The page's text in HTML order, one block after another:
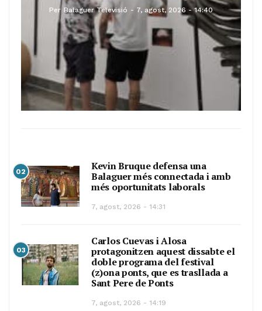
Per Balaguer Televisió 7, agost, 2026 - 14:40
02
Kevin Bruque defensa una
Balaguer més connectada i amb
més oportunitats laborals
7, agost, 2026 - 14:31
03
Carlos Cuevas i Alosa
protagonitzen aquest dissabte el
doble programa del festival
(z)ona ponts, que es trasllada a
Sant Pere de Ponts
7, agost, 2026 - 14:19